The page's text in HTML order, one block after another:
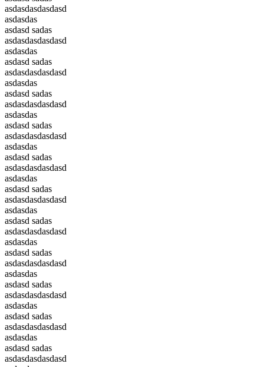
asdasdasdasdasd
asdasdas
asdasd sadas
asdasdasdasdasd
asdasdas
asdasd sadas
asdasdasdasdasd
asdasdas
asdasd sadas
asdasdasdasdasd
asdasdas
asdasd sadas
asdasdasdasdasd
asdasdas
asdasd sadas
asdasdasdasdasd
asdasdas
asdasd sadas
asdasdasdasdasd
asdasdas
asdasd sadas
asdasdasdasdasd
asdasdas
asdasd sadas
asdasdasdasdasd
asdasdas
asdasd sadas
asdasdasdasdasd
asdasdas
asdasd sadas
asdasdasdasdasd
asdasdas
asdasd sadas
asdasdasdasdasd